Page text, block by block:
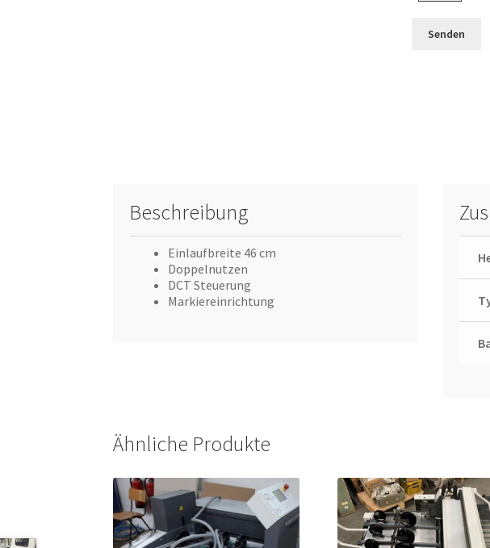
Beschreibung
Einlaufbreite 46 cm
Doppelnutzen
DCT Steuerung
Markiereinrichtung
Ähnliche Produkte